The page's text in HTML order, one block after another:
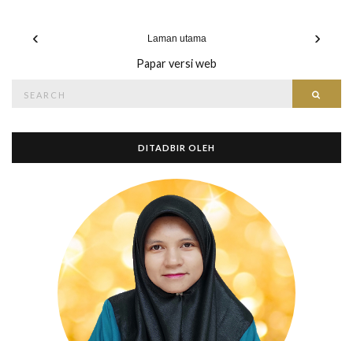
‹ ›
Laman utama
Papar versi web
for:
DITADBIR OLEH